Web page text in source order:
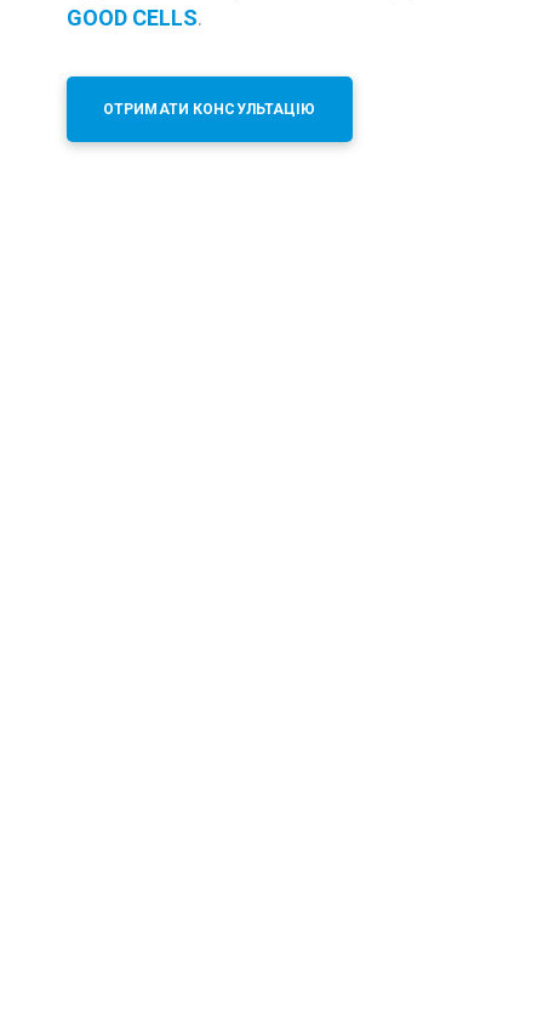
GOOD CELLS.
ОТРИМАТИ КОНСУЛЬТАЦІЮ